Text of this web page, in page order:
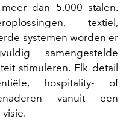
dan 5.000 stalen.
textiel,
systemen worden er
samengestelde
stimuleren. Elk detail
hospitality- of
vanuit een